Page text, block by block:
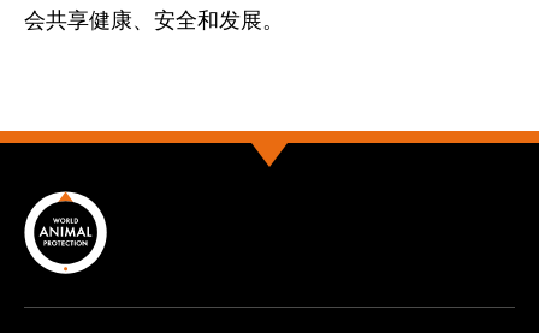
会共享健康、安全和发展。